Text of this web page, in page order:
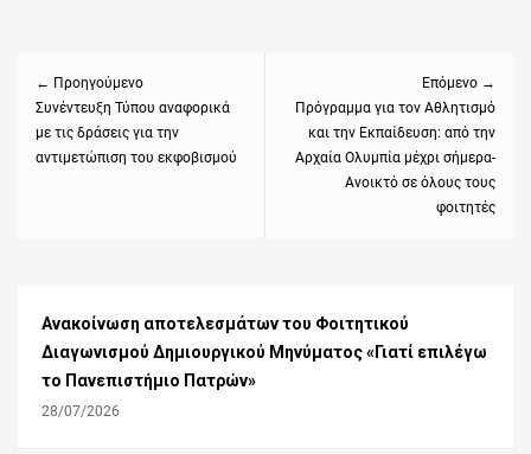
← Προηγούμενο
Previous
post:
Συνέντευξη Τύπου αναφορικά
με τις δράσεις για την
αντιμετώπιση του εκφοβισμού
Επόμενο →
Next
post:
Πρόγραμμα για τον Αθλητισμό
και την Εκπαίδευση: από την
Αρχαία Ολυμπία μέχρι σήμερα-
Aνοικτό σε όλους τους
φοιτητές
Ανακοίνωση αποτελεσμάτων του Φοιτητικού
Διαγωνισμού Δημιουργικού Μηνύματος «Γιατί επιλέγω
το Πανεπιστήμιο Πατρών»
28/07/2026